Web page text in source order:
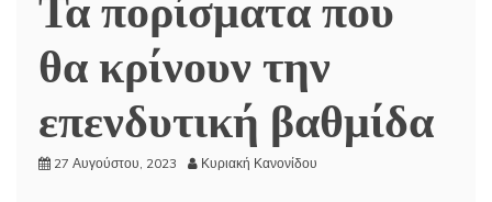
θα κρίνουν την
επενδυτική βαθμίδα
27 Αυγούστου, 2023 Κυριακή Κανονίδου